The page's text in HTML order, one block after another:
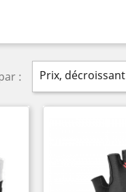
: Prix, décroissant